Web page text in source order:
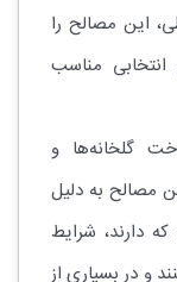
این مصالح را
انتخابی مناسب
گلخانه‌ها و
مصالح به دلیل
دارند، شرایط
و در بسیاری از